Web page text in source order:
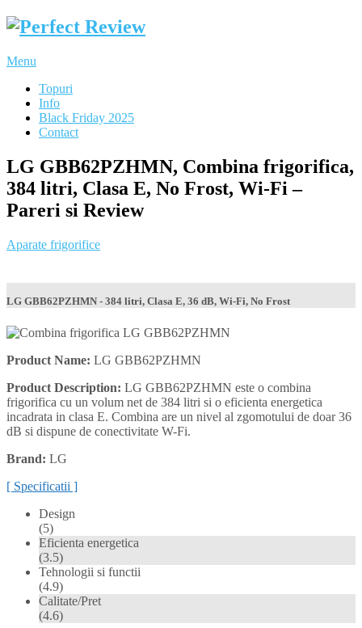
Menu
Topuri
Info
Black Friday 2025
Contact
LG GBB62PZHMN, Combina frigorifica,
384 litri, Clasa E, No Frost, Wi-Fi –
Pareri si Review
Aparate frigorifice
LG GBB62PZHMN - 384 litri, Clasa E, 36 dB, Wi-Fi, No Frost
Product Name: LG GBB62PZHMN
Product Description: LG GBB62PZHMN este o combina
frigorifica cu un volum net de 384 litri si o eficienta energetica
incadrata in clasa E. Combina are un nivel al zgomotului de doar 36
dB si dispune de conectivitate W-Fi.
Brand: LG
[ Specificatii ]
Design
(5)
Eficienta energetica
(3.5)
Tehnologii si functii
(4.9)
Calitate/Pret
(4.6)